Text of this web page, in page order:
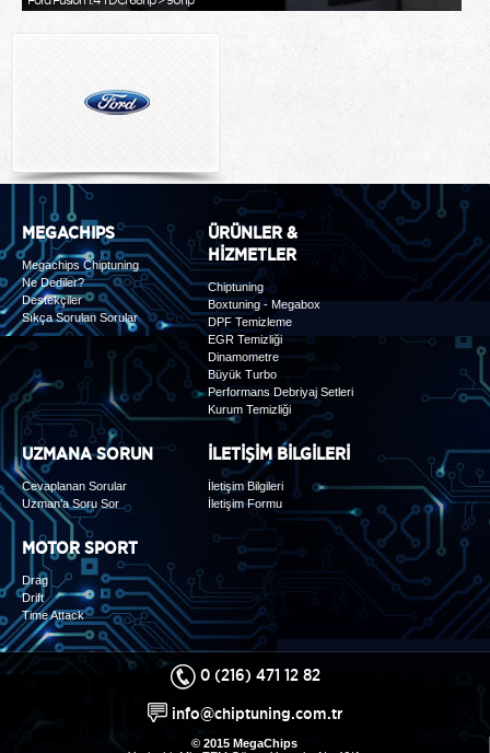
MEGACHIPS
Megachips Chiptuning
Ne Dediler?
Destekçiler
Sıkça Sorulan Sorular
ÜRÜNLER &
HİZMETLER
Chiptuning
Boxtuning - Megabox
DPF Temizleme
EGR Temizliği
Dinamometre
Büyük Turbo
Performans Debriyaj Setleri
Kurum Temizliği
UZMANA SORUN
Cevaplanan Sorular
Uzman'a Soru Sor
İLETİŞİM BİLGİLERİ
İletişim Bilgileri
İletişim Formu
MOTOR SPORT
Drag
Drift
Time Attack
0 (216) 471 12 82
info@chiptuning.com.tr
© 2015 MegaChips